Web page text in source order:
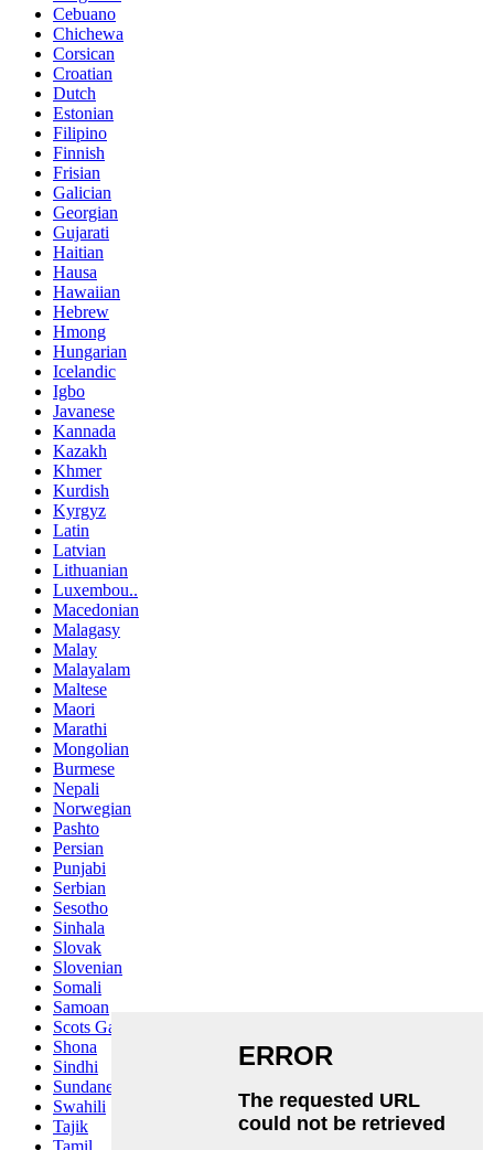
Cebuano
Chichewa
Corsican
Croatian
Dutch
Estonian
Filipino
Finnish
Frisian
Galician
Georgian
Gujarati
Haitian
Hausa
Hawaiian
Hebrew
Hmong
Hungarian
Icelandic
Igbo
Javanese
Kannada
Kazakh
Khmer
Kurdish
Kyrgyz
Latin
Latvian
Lithuanian
Luxembou..
Macedonian
Malagasy
Malay
Malayalam
Maltese
Maori
Marathi
Mongolian
Burmese
Nepali
Norwegian
Pashto
Persian
Punjabi
Serbian
Sesotho
Sinhala
Slovak
Slovenian
Somali
Samoan
Scots Gaelic
Shona
Sindhi
Sundanese
Swahili
Tajik
Tamil